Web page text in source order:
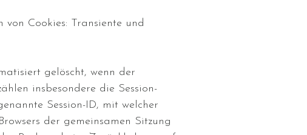
Cookies: Transiente und
gelöscht, wenn der
insbesondere die Session-
Session-ID, mit welcher
der gemeinsamen Sitzung